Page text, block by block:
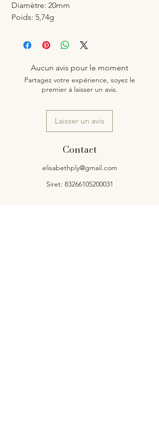
Diamètre: 20mm
Poids: 5,74g
Aucun avis pour le moment
Partagez votre expérience, soyez le
premier à laisser un avis.
Laisser un avis
Contact
elisabethply@gmail.com
Siret: 83266105200031